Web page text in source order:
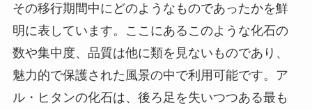
その移行期間中にどのようなものであったかを鮮
明に表しています。ここにあるこのような化石の
数や集中度、品質は他に類を見ないものであり、
魅力的で保護された風景の中で利用可能です。ア
ル・ヒタンの化石は、後ろ足を失いつつある最も